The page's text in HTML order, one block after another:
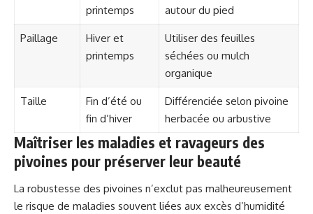
printemps
autour du pied
Paillage
Hiver et
printemps
Utiliser des feuilles
séchées ou mulch
organique
Taille
Fin d’été ou
fin d’hiver
Différenciée selon pivoine
herbacée ou arbustive
Maîtriser les maladies et ravageurs des
pivoines pour préserver leur beauté
La robustesse des pivoines n’exclut pas malheureusement
le risque de maladies souvent liées aux excès d’humidité